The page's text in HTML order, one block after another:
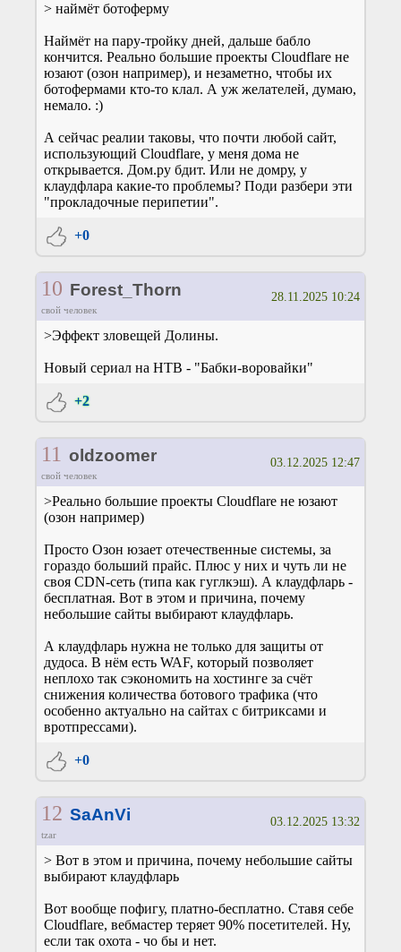
> наймёт ботоферму
Наймёт на пару-тройку дней, дальше бабло
кончится. Реально большие проекты Cloudflare не
юзают (озон например), и незаметно, чтобы их
ботофермами кто-то клал. А уж желателей, думаю,
немало. :)
А сейчас реалии таковы, что почти любой сайт,
использующий Cloudflare, у меня дома не
открывается. Дом.ру бдит. Или не домру, у
клаудфлара какие-то проблемы? Поди разбери эти
"прокладочные перипетии".
+0
10 Forest_Thorn
свой человек
28.11.2025 10:24
>Эффект зловещей Долины.
Новый сериал на НТВ - "Бабки-воровайки"
+2
11 oldzoomer
свой человек
03.12.2025 12:47
>Реально большие проекты Cloudflare не юзают
(озон например)
Просто Озон юзает отечественные системы, за
гораздо больший прайс. Плюс у них и чуть ли не
своя CDN-сеть (типа как гуглкэш). А клаудфларь -
бесплатная. Вот в этом и причина, почему
небольшие сайты выбирают клаудфларь.
А клаудфларь нужна не только для защиты от
дудоса. В нём есть WAF, который позволяет
неплохо так сэкономить на хостинге за счёт
снижения количества ботового трафика (что
особенно актуально на сайтах с битриксами и
вротпрессами).
+0
12 SaAnVi
tzar
03.12.2025 13:32
> Вот в этом и причина, почему небольшие сайты
выбирают клаудфларь
Вот вообще пофигу, платно-бесплатно. Ставя себе
Cloudflare, вебмастер теряет 90% посетителей. Ну,
если так охота - чо бы и нет.